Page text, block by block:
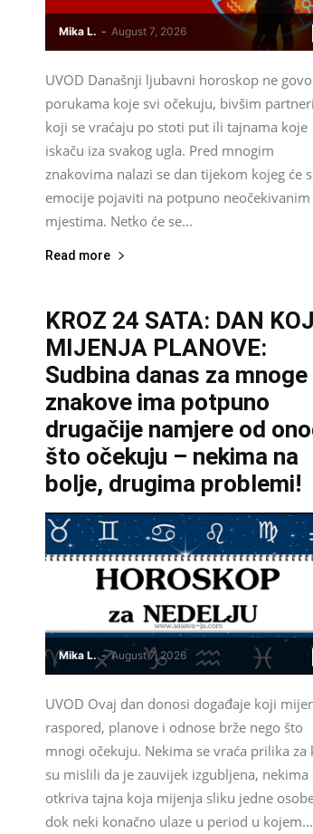
Mika L. - August 7, 2026
UVOD Današnji ljubavni horoskop ne
porukama koje svi očekuju, bivšim
koji se vraćaju po stoti put ili tajnama koje
iskaču iza svakog ugla. Pred mnogim
znakovima nalazi se dan tijekom kojeg će
emocije pojaviti na potpuno neočekivanim
mjestima. Netko će se...
Read more
KROZ 24 SATA: DAN
MIJENJA PLANOVE:
Sudbina danas za mnoge
znakove ima potpuno
drugačije namjere od
što očekuju – nekima na
bolje, drugima problemi!
Mika L. - August 7, 2026
UVOD Ovaj dan donosi događaje koji
raspored, planove i odnose brže nego što
mnogi očekuju. Nekima se vraća prilika za
su mislili da je zauvijek izgubljena, nekima
otkriva tajna koja mijenja sliku jedne
dok neki konačno ulaze u period u kojem...